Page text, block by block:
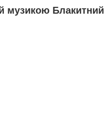
музикою Блакитний